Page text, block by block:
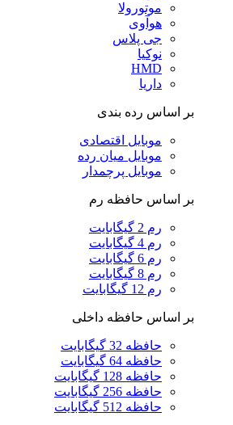
موتورولا
هوآوی
جی پلاس
نوکیا
HMD
داریا
بر اساس رده بندی
موبایل اقتصادی
موبایل میان رده
موبایل پرچمدار
بر اساس حافظه رم
رم 2 گیگابایت
رم 4 گیگابایت
رم 6 گیگابایت
رم 8 گیگابایت
رم 12 گیگابایت
بر اساس حافظه داخلی
حافظه 32 گیگابایت
حافظه 64 گیگابایت
حافظه 128 گیگابایت
حافظه 256 گیگابایت
حافظه 512 گیگابایت